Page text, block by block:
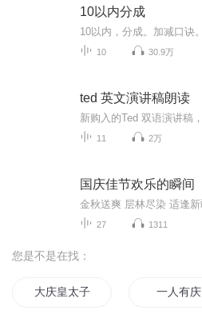
10以内分成
10以内，分成。加减口诀。
10 30.9万
ted 英文演讲稿朗读
11 2万
国庆佳节欢乐的瞬间
27 1311
您是不是在找：
大庆皇太子 一人有庆